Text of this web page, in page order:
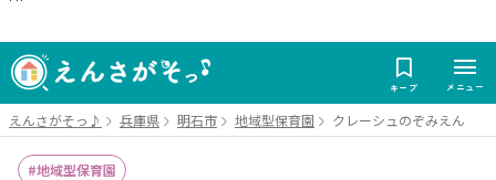
キープ メニュー
えんさがそっ♪ 兵庫県 明石市 地域型保育園 クレーシュのぞみえん
地域型保育園